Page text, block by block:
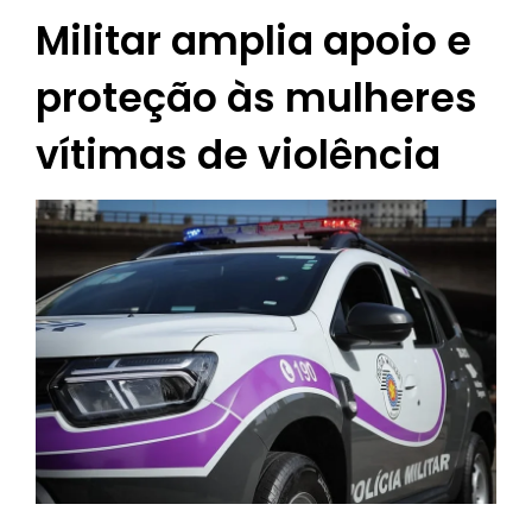
Militar amplia apoio e
proteção às mulheres
vítimas de violência